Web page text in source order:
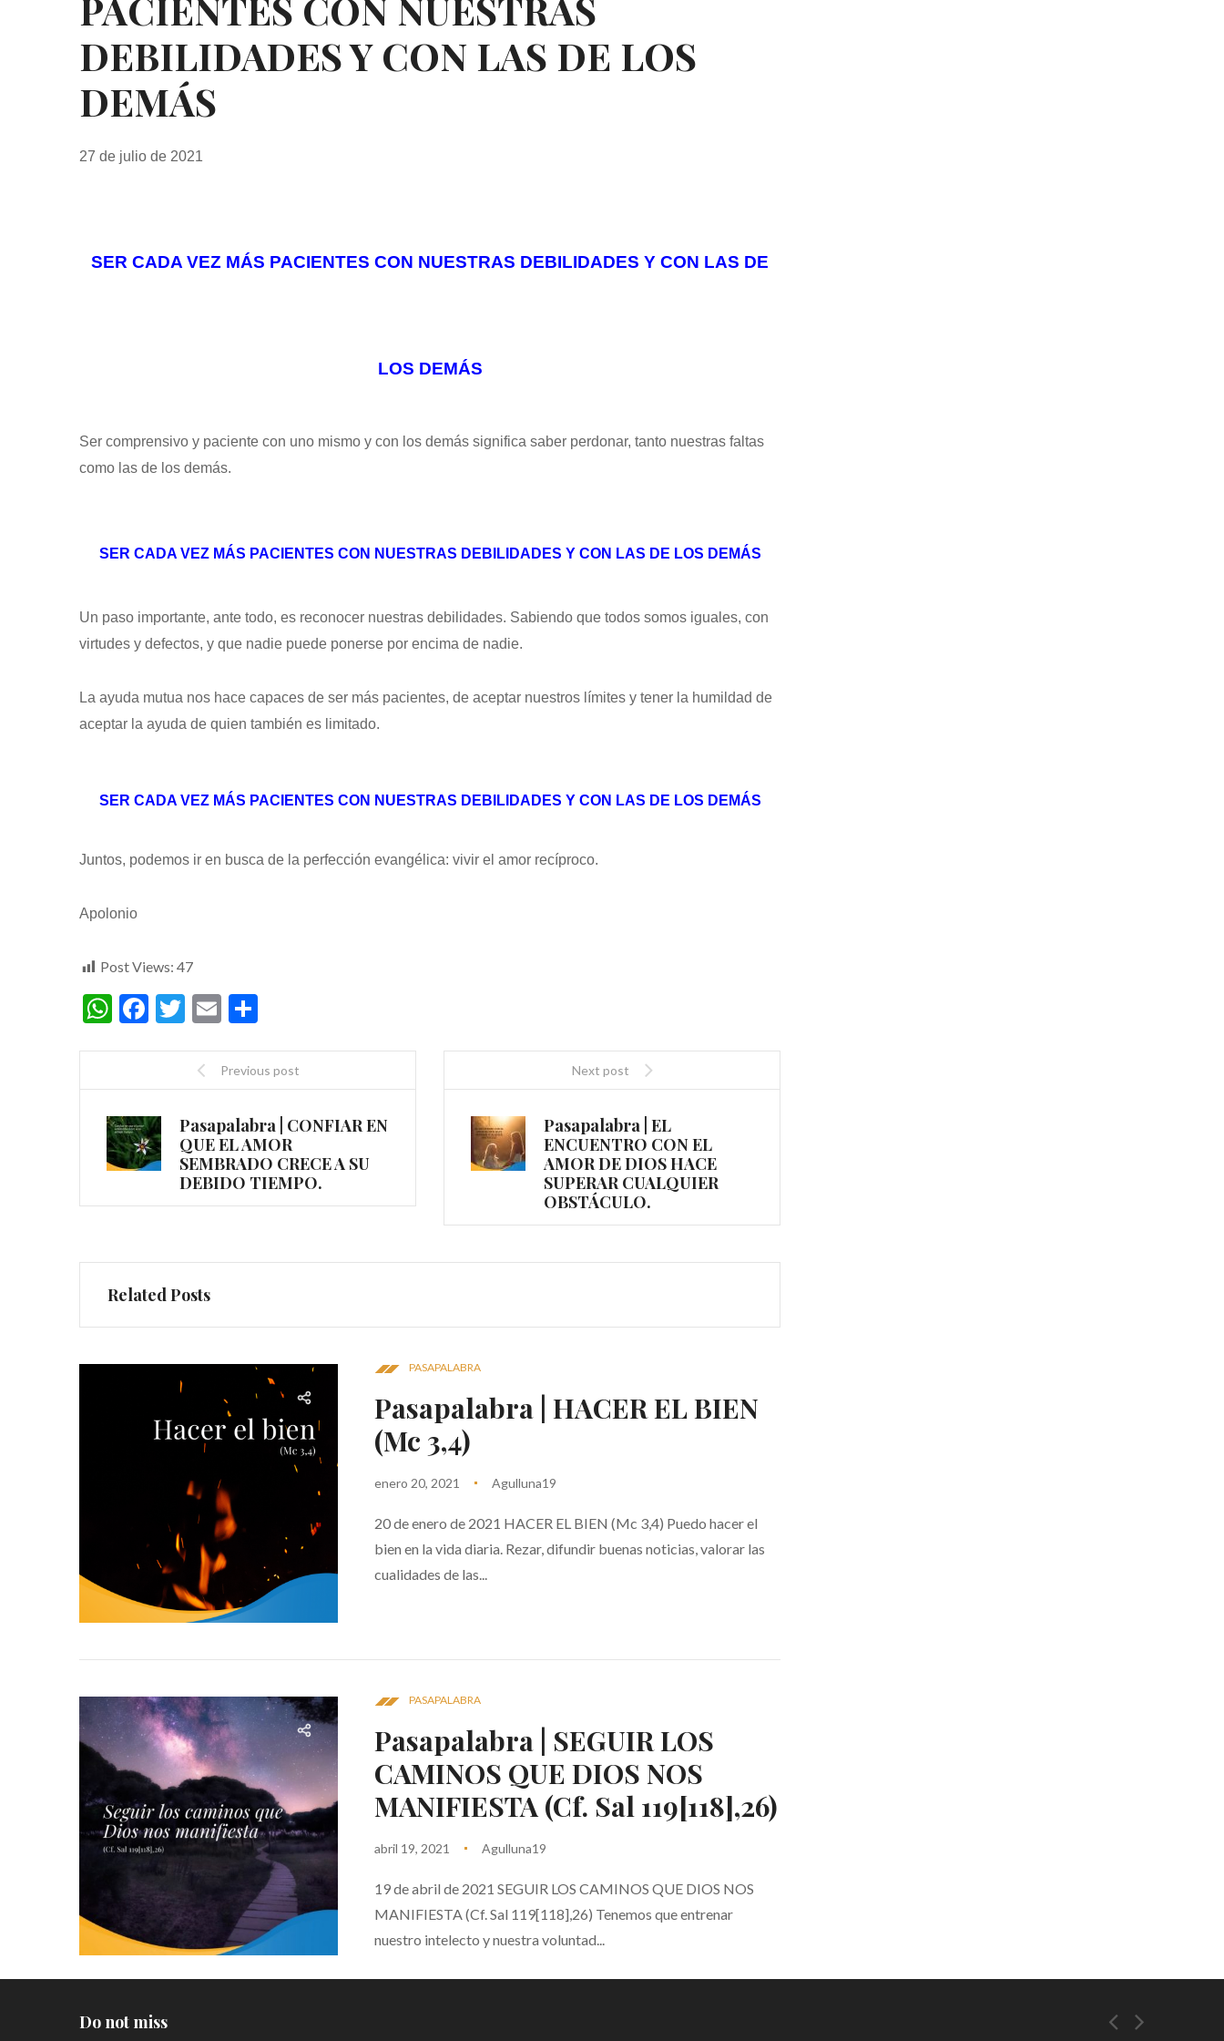
DEBILIDADES Y CON LAS DE LOS
DEMÁS
27 de julio de 2021
SER CADA VEZ MÁS PACIENTES CON NUESTRAS DEBILIDADES Y CON LAS DE
LOS DEMÁS
Ser comprensivo y paciente con uno mismo y con los demás significa saber perdonar, tanto nuestras faltas
como las de los demás.
SER CADA VEZ MÁS PACIENTES CON NUESTRAS DEBILIDADES Y CON LAS DE LOS DEMÁS
Un paso importante, ante todo, es reconocer nuestras debilidades. Sabiendo que todos somos iguales, con
virtudes y defectos, y que nadie puede ponerse por encima de nadie.
La ayuda mutua nos hace capaces de ser más pacientes, de aceptar nuestros límites y tener la humildad de
aceptar la ayuda de quien también es limitado.
SER CADA VEZ MÁS PACIENTES CON NUESTRAS DEBILIDADES Y CON LAS DE LOS DEMÁS
Juntos, podemos ir en busca de la perfección evangélica: vivir el amor recíproco.
Apolonio
Post Views: 47
WhatsApp
Facebook
Twitter
Email
Previous post
Pasapalabra | CONFIAR EN
QUE EL AMOR
SEMBRADO CRECE A SU
DEBIDO TIEMPO.
Next post
Pasapalabra | EL
ENCUENTRO CON EL
AMOR DE DIOS HACE
SUPERAR CUALQUIER
OBSTÁCULO.
Related Posts
PASAPALABRA
Pasapalabra | HACER EL BIEN
(Mc 3,4)
enero 20, 2021 Agulluna19
20 de enero de 2021 HACER EL BIEN (Mc 3,4) Puedo hacer el
bien en la vida diaria. Rezar, difundir buenas noticias, valorar las
cualidades de las...
PASAPALABRA
Pasapalabra | SEGUIR LOS
CAMINOS QUE DIOS NOS
MANIFIESTA (Cf. Sal 119[118],26)
abril 19, 2021 Agulluna19
19 de abril de 2021 SEGUIR LOS CAMINOS QUE DIOS NOS
MANIFIESTA (Cf. Sal 119[118],26) Tenemos que entrenar
nuestro intelecto y nuestra voluntad...
Do not miss